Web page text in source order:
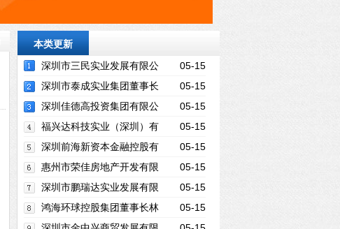
本类更新
05-15
深圳市三民实业发展有限公
司董事长吴贤光 05-15
深圳市泰成实业集团董事长
李建鸿 05-15
深圳佳德高投资集团有限公
司董事长李伟佳 05-15
福兴达科技实业（深圳）有
限公司董事长刘文俊 05-15
深圳前海新资本金融控股有
限公司董事长吴镇耿 05-15
惠州市荣佳房地产开发有限
公司董事长陈惠燕 05-15
深圳市鹏瑞达实业发展有限
公司董事长许瑞江 05-15
鸿海环球控股集团董事长林
振洪